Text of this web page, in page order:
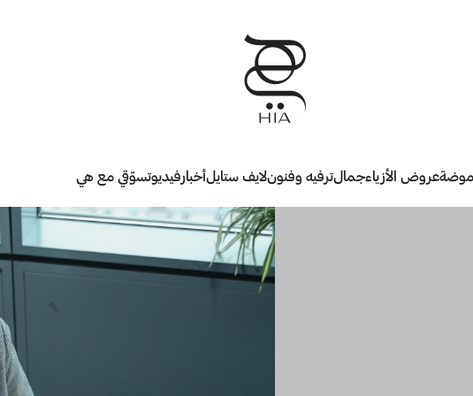
موضةعروض الأزياءجمالترفيه وفنونلايف ستايلأخبارفيديوتسوّقي مع هي